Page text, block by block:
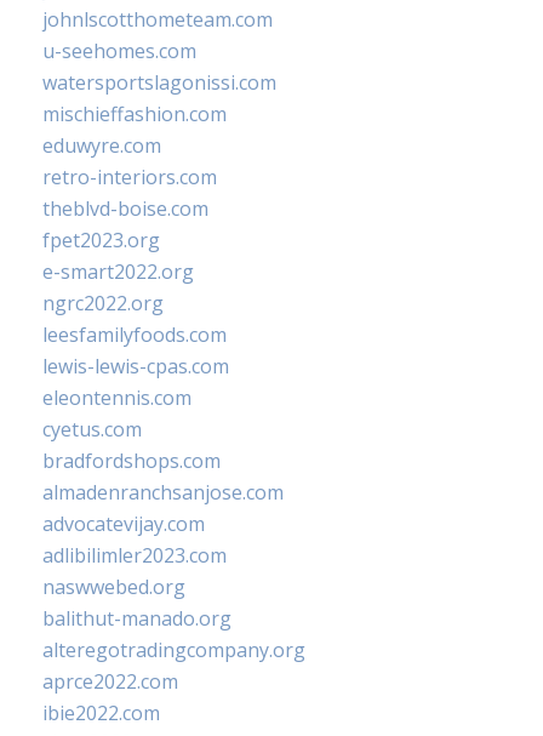
johnlscotthometeam.com
u-seehomes.com
watersportslagonissi.com
mischieffashion.com
eduwyre.com
retro-interiors.com
theblvd-boise.com
fpet2023.org
e-smart2022.org
ngrc2022.org
leesfamilyfoods.com
lewis-lewis-cpas.com
eleontennis.com
cyetus.com
bradfordshops.com
almadenranchsanjose.com
advocatevijay.com
adlibilimler2023.com
naswwebed.org
balithut-manado.org
alteregotradingcompany.org
aprce2022.com
ibie2022.com